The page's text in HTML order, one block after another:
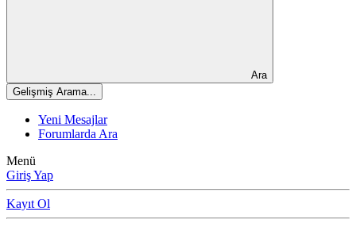
Ara
Gelişmiş Arama...
Yeni Mesajlar
Forumlarda Ara
Menü
Giriş Yap
Kayıt Ol